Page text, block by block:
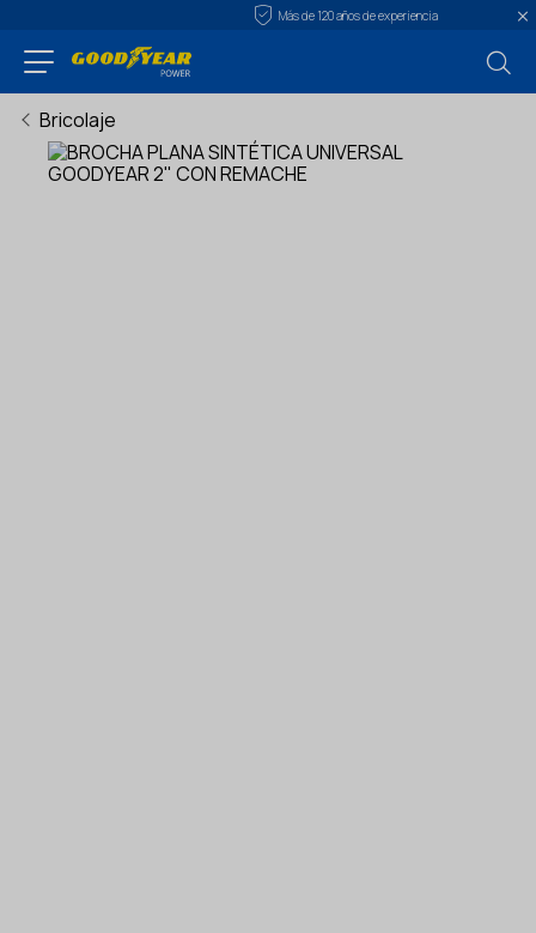
Más de 120 años de experiencia
Bricolaje